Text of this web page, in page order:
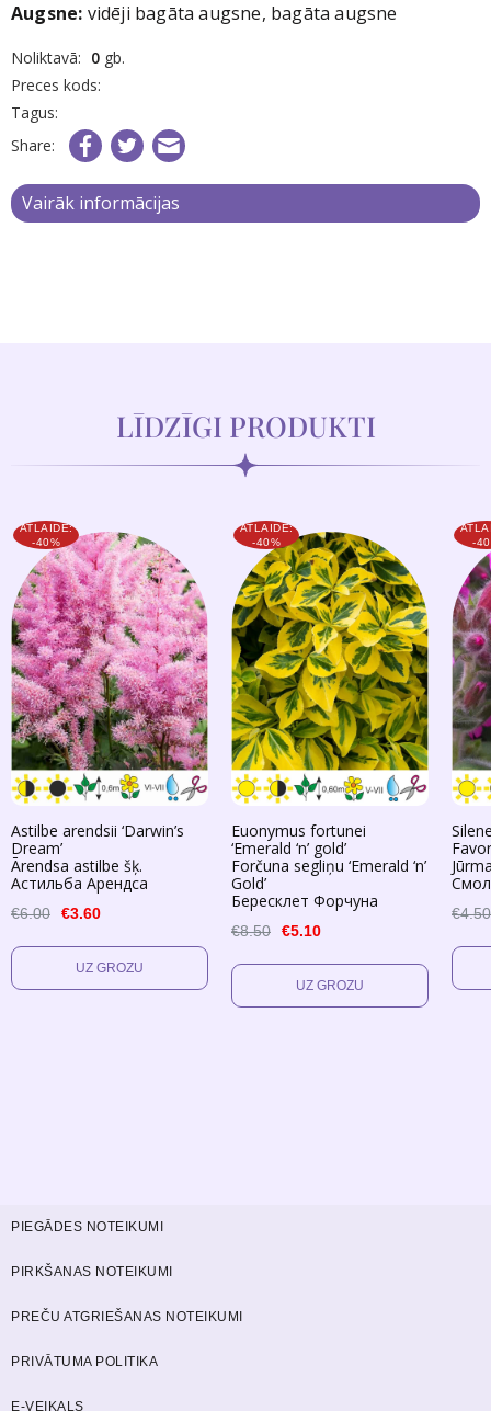
Augsne: vidēji bagāta augsne, bagāta augsne
Noliktavā: 0 gb.
Preces kods:
Tagus:
Share:
Vairāk informācijas
LĪDZĪGI PRODUKTI
ATLAIDE:
-40%
Astilbe arendsii ‘Darwin’s
Dream’
Ārendsa astilbe šķ.
Астильба Арендса
€6.00 €3.60
ATLAIDE:
-40%
Euonymus fortunei
‘Emerald ‘n’ gold’
Forčuna segliņu ‘Emerald ‘n’
Gold’
Бересклет Форчуна
€8.50 €5.10
-
€4.50
E-VEIKALS
PRIVĀTUMA POLITIKA
PREČU ATGRIEŠANAS NOTEIKUMI
PIRKŠANAS NOTEIKUMI
PIEGĀDES NOTEIKUMI